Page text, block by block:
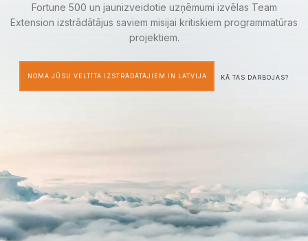
Fortune 500 un jaunizveidotie uzņēmumi izvēlas Team
Extension izstrādātājus saviem misijai kritiskiem programmatūras
projektiem.
NOMA JŪSU VELTĪTA IZSTRĀDĀTĀJIEM IN LATVIJA KĀ TAS DARBOJAS?